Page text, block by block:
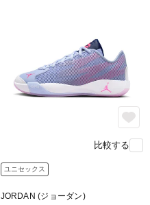
比較する
ユニセックス
JORDAN (ジョーダン)